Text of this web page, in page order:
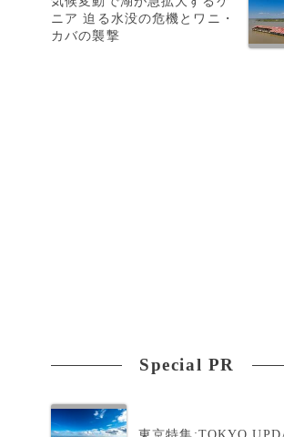
ニア 迫る水没の危機とワニ・
カバの襲撃
Special PR
東京特集:TOKYO